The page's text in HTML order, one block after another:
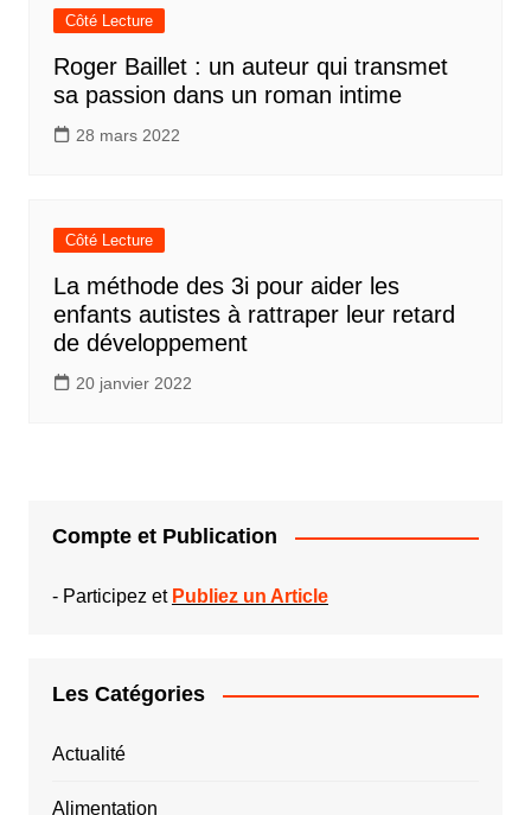
Côté Lecture
Roger Baillet : un auteur qui transmet
sa passion dans un roman intime
28 mars 2022
Côté Lecture
La méthode des 3i pour aider les
enfants autistes à rattraper leur retard
de développement
20 janvier 2022
Compte et Publication
- Participez et Publiez un Article
Les Catégories
Actualité
Alimentation